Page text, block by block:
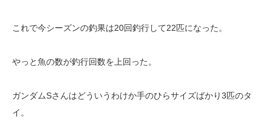
これで今シーズンの釣果は20回釣行して22匹になった。
やっと魚の数が釣行回数を上回った。
ガンダムSさんはどういうわけか手のひらサイズばかり3匹のタ
イ。